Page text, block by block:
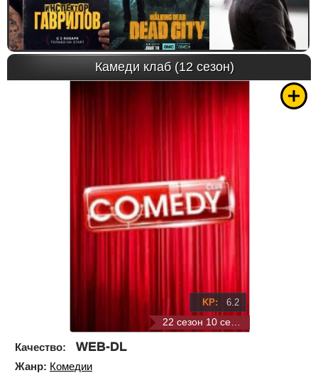
Камеди клаб (12 сезон)
KP: 6.2
Качество: WEB-DL
Жанр: Комедии